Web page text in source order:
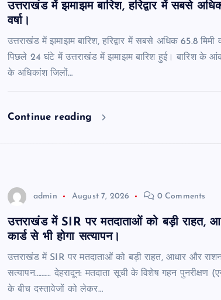
उत्तराखंड में झमाझम बारिश, हरिद्वार में सबसे
वर्षा।
उत्तराखंड में झमाझम बारिश, हरिद्वार में सबसे अधिक 65.8 मिमी
पिछले 24 घंटे में उत्तराखंड में झमाझम बारिश हुई। बारिश के
के अधिकांश जिलों…
Continue reading
admin August 7, 2026 0 Comments
उत्तराखंड में SIR पर मतदाताओं को बड़ी राहत,
कार्ड से भी होगा सत्यापन।
उत्तराखंड में SIR पर मतदाताओं को बड़ी राहत, आधार और राशन
सत्यापन………. देहरादून: मतदाता सूची के विशेष गहन पुनरीक्षण
के बीच दस्तावेजों को लेकर…